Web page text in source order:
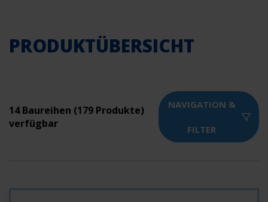
PRODUKTÜBERSICHT
14 Baureihen (179 Produkte)
verfügbar
NAVIGATION &
FILTER